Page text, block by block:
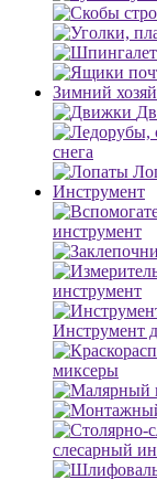
Зимний
снега
Инструмент
инструмент
инструмент
Инструмент
миксеры
слесарный